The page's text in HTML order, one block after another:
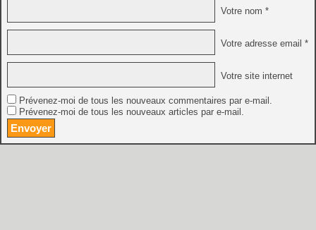
Votre nom *
Votre adresse email *
Votre site internet
Prévenez-moi de tous les nouveaux commentaires par e-mail.
Prévenez-moi de tous les nouveaux articles par e-mail.